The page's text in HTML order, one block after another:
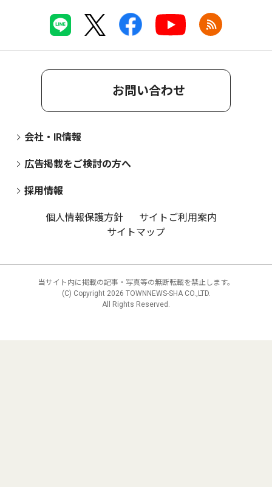
お問い合わせ
会社・IR情報
広告掲載をご検討の方へ
採用情報
個人情報保護方針
サイトご利用案内
サイトマップ
当サイト内に掲載の記事・写真等の無断転載を禁止します。
(C) Copyright 2026 TOWNNEWS-SHA CO.,LTD.
All Rights Reserved.